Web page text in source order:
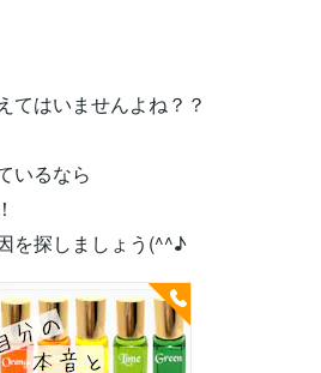
てはいませんよね？？
いるなら
を探しましょう(^^♪